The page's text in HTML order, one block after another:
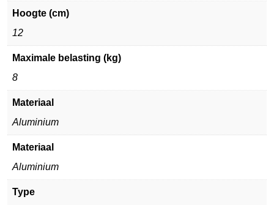
Hoogte (cm)
12
Maximale belasting (kg)
8
Materiaal
Aluminium
Materiaal
Aluminium
Type